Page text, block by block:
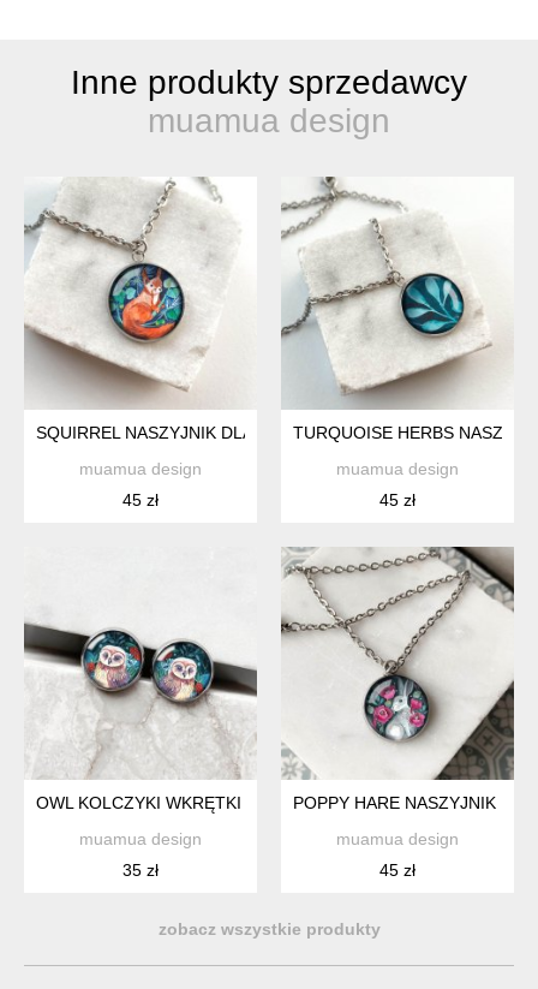
Inne produkty sprzedawcy
muamua design
SQUIRREL NASZYJNIK DLA NASTOLATKI
muamua design
45 zł
TURQUOISE HERBS
muamua design
45 zł
OWL KOLCZYKI WKRĘTKI DLA NASTOLATKI
muamua design
35 zł
POPPY HARE NASZYJNIK DLA
muamua design
45 zł
zobacz wszystkie produkty